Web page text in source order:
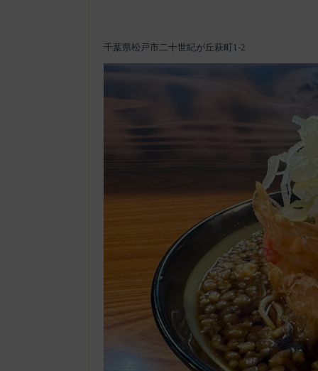
千葉県松戸市二十世紀が丘萩町1-2